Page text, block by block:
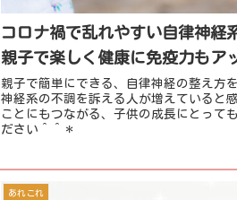
コロナ禍で乱れやすい自律神経
親子で楽しく健康に免疫力もア
親子で簡単にできる、自律神経の整え方
神経系の不調を訴える人が増えていると
ことにもつながる、子供の成長にとって
ださい＾＾＊
あれこれ